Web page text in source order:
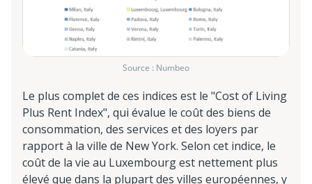
Source : Numbeo
Le plus complet de ces indices est le "Cost of Living
Plus Rent Index", qui évalue le coût des biens de
consommation, des services et des loyers par
rapport à la ville de New York. Selon cet indice, le
coût de la vie au Luxembourg est nettement plus
élevé que dans la plupart des villes européennes, y